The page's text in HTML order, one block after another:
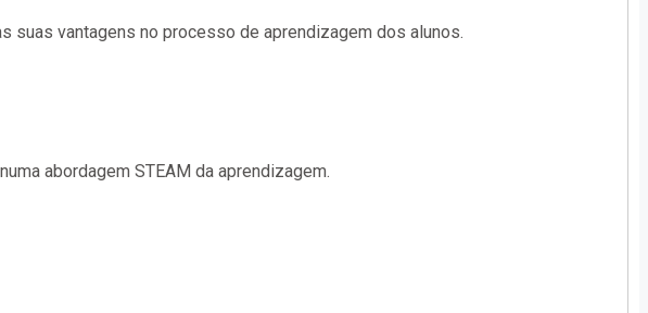
suas vantagens no processo de aprendizagem dos alunos.
abordagem STEAM da aprendizagem.